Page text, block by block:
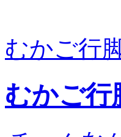
むかご行
むかご